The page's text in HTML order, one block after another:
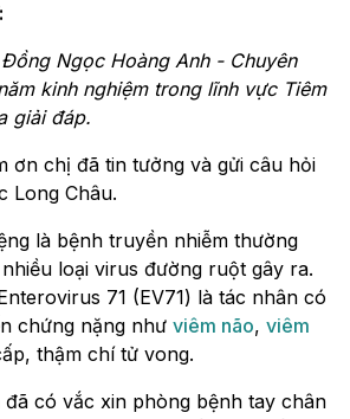
Ngọc Hoàng Anh - Chuyên
kinh nghiệm trong lĩnh vực Tiêm
giải đáp.
ơn chị đã tin tưởng và gửi câu hỏi
Long Châu.
là bệnh truyền nhiễm thường
loại virus đường ruột gây ra.
71 (EV71) là tác nhân có
chứng nặng như viêm não, viêm
thậm chí tử vong.
đã có vắc xin phòng bệnh tay chân